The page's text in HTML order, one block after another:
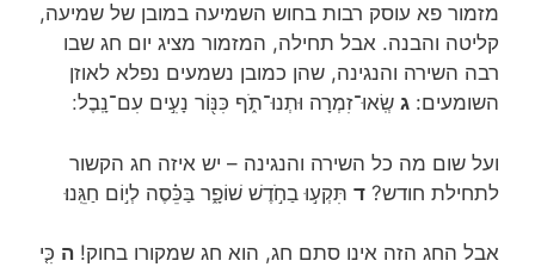
מזמור פא עוסק רבות בחוש השמיעה במובן של שמיעה,
קליטה והבנה. אבל תחילה, המזמור מציג יום חג שבו
רבה השירה והנגינה, שהן כמובן נשמעים נפלא לאוזן
השומעים: ג שְֽׂאוּ־זִמְרָה וּתְנוּ־תֹ֑ף כִּנּ֖וֹר נָעִ֣ים עִם־נָֽבֶל ׃
ועל שום מה כל השירה והנגינה – יש איזה חג הקשור
לתחילת חודש? ד תִּקְע֣וּ בַחֹ֣דֶשׁ שׁוֹפָ֑ר בַּכֵּ֗סֶה לְי֣וֹם חַגֵּֽנוּ׃
אבל החג הזה אינו סתם חג, הוא חג שמקורו בחוק! ה כִּ֤י